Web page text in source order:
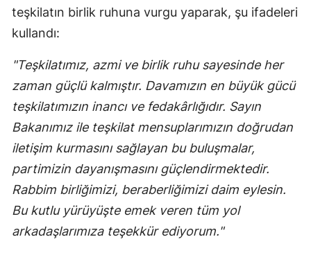
teşkilatın birlik ruhuna vurgu yaparak, şu ifadeleri
kullandı:
"Teşkilatımız, azmi ve birlik ruhu sayesinde her
zaman güçlü kalmıştır. Davamızın en büyük gücü
teşkilatımızın inancı ve fedakârlığıdır. Sayın
Bakanımız ile teşkilat mensuplarımızın doğrudan
iletişim kurmasını sağlayan bu buluşmalar,
partimizin dayanışmasını güçlendirmektedir.
Rabbim birliğimizi, beraberliğimizi daim eylesin.
Bu kutlu yürüyüşte emek veren tüm yol
arkadaşlarımıza teşekkür ediyorum."